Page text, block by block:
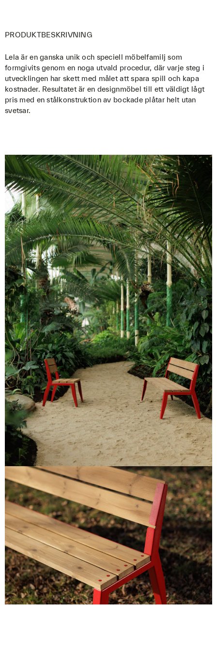
PRODUKTBESKRIVNING
Lela är en ganska unik och speciell möbelfamilj som
formgivits genom en noga utvald procedur, där varje steg i
utvecklingen har skett med målet att spara spill och kapa
kostnader. Resultatet är en designmöbel till ett väldigt lågt
pris med en stålkonstruktion av bockade plåtar helt utan
svetsar.